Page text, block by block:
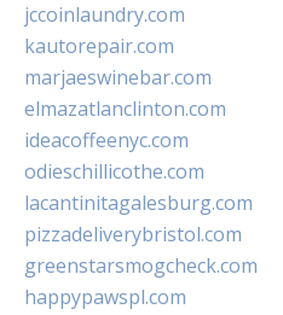
jccoinlaundry.com
kautorepair.com
marjaeswinebar.com
elmazatlanclinton.com
ideacoffeenyc.com
odieschillicothe.com
lacantinitagalesburg.com
pizzadeliverybristol.com
greenstarsmogcheck.com
happypawspl.com